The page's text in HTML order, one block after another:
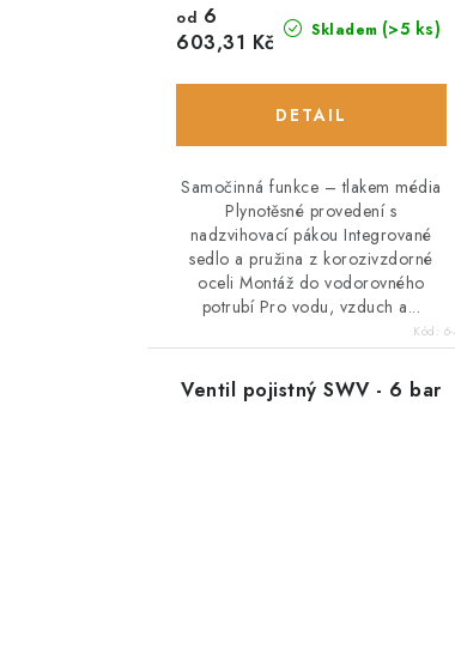
Skladem (>5 ks)
od 6
603,31 Kč
Samočinná funkce – tlakem média
Plynotěsné provedení s
nadzvihovací pákou Integrované
sedlo a pružina z korozivzdorné
oceli Montáž do vodorovného
potrubí Pro vodu, vzduch a...
Kód:
Ventil pojistný SWV - 6 bar